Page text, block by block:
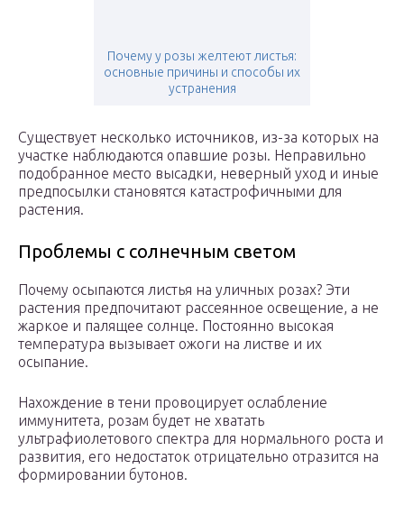
Почему у розы желтеют листья:
основные причины и способы их
устранения
Существует несколько источников, из-за которых на
участке наблюдаются опавшие розы. Неправильно
подобранное место высадки, неверный уход и иные
предпосылки становятся катастрофичными для
растения.
Проблемы с солнечным светом
Почему осыпаются листья на уличных розах? Эти
растения предпочитают рассеянное освещение, а не
жаркое и палящее солнце. Постоянно высокая
температура вызывает ожоги на листве и их
осыпание.
Нахождение в тени провоцирует ослабление
иммунитета, розам будет не хватать
ультрафиолетового спектра для нормального роста и
развития, его недостаток отрицательно отразится на
формировании бутонов.